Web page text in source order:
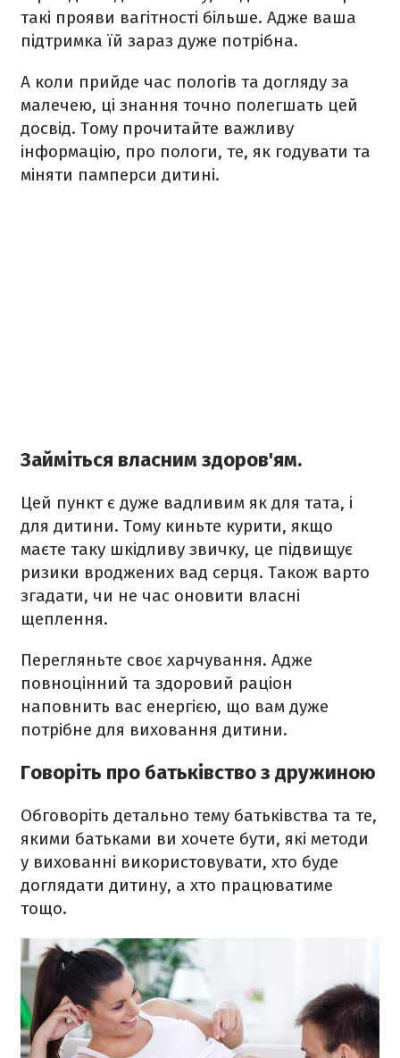
такі прояви вагітності більше. Адже ваша
підтримка їй зараз дуже потрібна.
А коли прийде час пологів та догляду за
малечею, ці знання точно полегшать цей
досвід. Тому прочитайте важливу
інформацію, про пологи, те, як годувати та
міняти памперси дитині.
Займіться власним здоров'ям.
Цей пункт є дуже вадливим як для тата, і
для дитини. Тому киньте курити, якщо
маєте таку шкідливу звичку, це підвищує
ризики вроджених вад серця. Також варто
згадати, чи не час оновити власні
щеплення.
Перегляньте своє харчування. Адже
повноцінний та здоровий раціон
наповнить вас енергією, що вам дуже
потрібне для виховання дитини.
Говоріть про батьківство з дружиною
Обговоріть детально тему батьківства та те,
якими батьками ви хочете бути, які методи
у вихованні використовувати, хто буде
доглядати дитину, а хто працюватиме
тощо.